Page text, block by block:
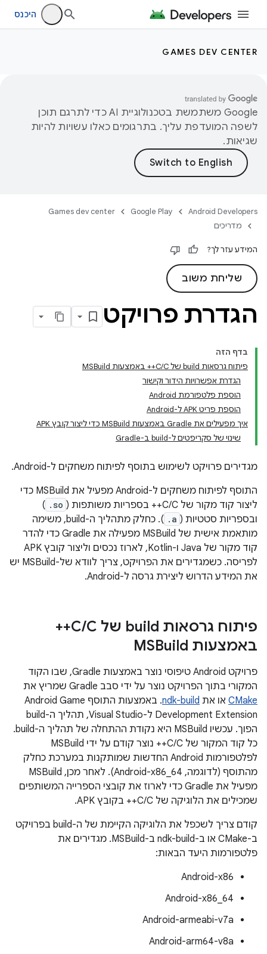
היכנס
GAMES DEV CENTER
‫Google משתמשת בטכנולוגיית AI כדי לתרגם תוכן
לשפה המועדפת עליך. בתרגומים כאלו עשויות להיות
שגיאות.
Android Developers
Google Play
Games dev center
מדריכים
המידע עזר לך?
שליחת משוב
הגדרת פרויקט
בדף הזה
פיתוח גרסאות build של C/C++ באמצעות MSBuild
הגדרת אפשרויות הידור וקישור
הוספת פלטפורמת Android
הוספת פריט APK ל-Android
איך מפעילים את Gradle באמצעות MSBuild כדי ליצור קובץ APK
שינוי של סקריפטים ל-build ב-Gradle
מגדירים פרויקט לשימוש בתוסף לפיתוח משחקים ל-Android.
התוסף לפיתוח משחקים ל-Android מפעיל את MSBuild כדי
ליצור קוד מקור של C/C++ בספריות משותפות (
.so
)
ובספריות סטטיות ( .a
). כחלק מתהליך ה-build, משימה
מותאמת אישית של MSBuild מפעילה את Gradle כדי להדר
קוד מקור של Java ו-Kotlin, לארוז נכסים וליצור קובץ APK
לפריסה. כשמגדירים את הפרויקט, צריך לוודא של-MSBuild יש
את המידע הדרוש ליצירת גרסה ל-Android.
פיתוח גרסאות build של C /
C++
באמצעות MSBuild
פרויקט Android טיפוסי נוצר באמצעות Gradle, שבו הקוד
המקורי בתוך הפרויקט נוצר על ידי סבב Gradle שמריץ את
CMake או את ndk-build
. באמצעות התוסף Android Game
Development Extension ל-Visual Studio, תהליך ה-build
הפוך. עכשיו MSBuild היא נקודת ההתחלה של תהליך ה-build.
כל קוד המקור של C/C++ נוצר קודם על ידי MSBuild
לפלטפורמות Android החדשות שמותקנות במערכת כחלק
מהתוסף (לדוגמה, Android-x86_64). לאחר מכן, MSBuild
מפעיל את Gradle כדי לארוז את קובצי הספרייה המשותפים
שמכילים את הלוגיקה של C/C++ בקובץ APK.
קודם צריך לשכפל את הלוגיקה הקיימת של ה-build בפרויקט
ב-CMake או ב-ndk-build ב-MSBuild. מגדירים את
פלטפורמות היעד הבאות:
Android-x86
Android-x86_64
Android-armeabi-v7a
Android-arm64-v8a